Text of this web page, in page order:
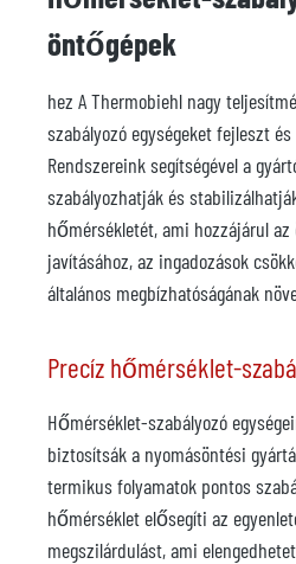
öntőgépek
hez A Thermobiehl nagy
szabályozó egységeket fejleszt
Rendszereink segítségével a
szabályozhatják és
hőmérsékletét, ami hozzájárul
javításához, az ingadozások
általános megbízhatóságának
Precíz hőmérséklet-
Hőmérséklet-szabályozó
biztosítsák a nyomásöntési
termikus folyamatok pontos
hőmérséklet elősegíti az
megszilárdulást, ami